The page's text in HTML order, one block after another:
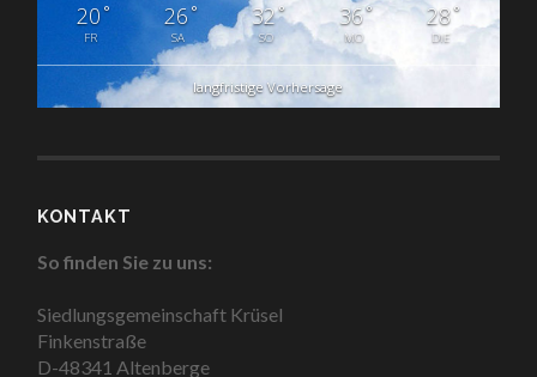
20°
FR
26°
SA
32°
SO
36°
MO
28°
DIE
langfristige Vorhersage
KONTAKT
So finden Sie zu uns:
Siedlungsgemeinschaft Krüsel
Finkenstraße
D-48341 Altenberge